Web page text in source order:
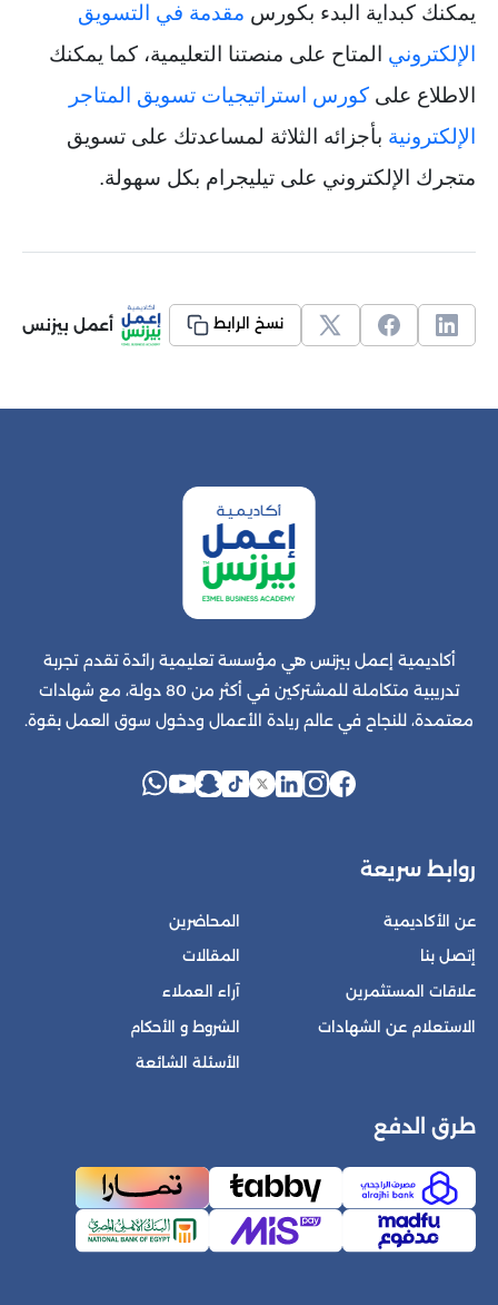
يمكنك كبداية البدء بكورس مقدمة في التسويق
الإلكتروني المتاح على منصتنا التعليمية، كما يمكنك
الاطلاع على كورس استراتيجيات تسويق المتاجر
الإلكترونية بأجزائه الثلاثة لمساعدتك على تسويق
متجرك الإلكتروني على تيليجرام بكل سهولة.
نسخ الرابط أعمل بيزنس
أكاديمية إعمل بيزنس هي مؤسسة تعليمية رائدة تقدم تجربة
تدريبية متكاملة للمشتركين في أكثر من 80 دولة، مع شهادات
معتمدة، للنجاح في عالم ريادة الأعمال ودخول سوق العمل بقوة.
روابط سريعة
عن الأكاديمية
إتصل بنا
علاقات المستثمرين
الاستعلام عن الشهادات
المحاضرين
المقالات
آراء العملاء
الشروط و الأحكام
الأسئلة الشائعة
طرق الدفع